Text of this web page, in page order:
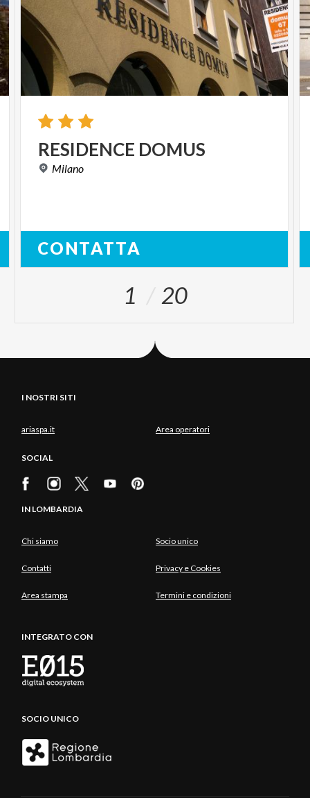
RESIDENCE DOMUS
Milano
CONTATTA
1 20
I NOSTRI SITI
ariaspa.it Area operatori
SOCIAL
IN LOMBARDIA
Chi siamo Socio unico
Contatti Privacy e Cookies
Area stampa Termini e condizioni
INTEGRATO CON
SOCIO UNICO